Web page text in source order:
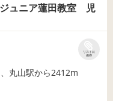
ュニア蓮田教室 児
リストに
保存
丸山駅から2412m